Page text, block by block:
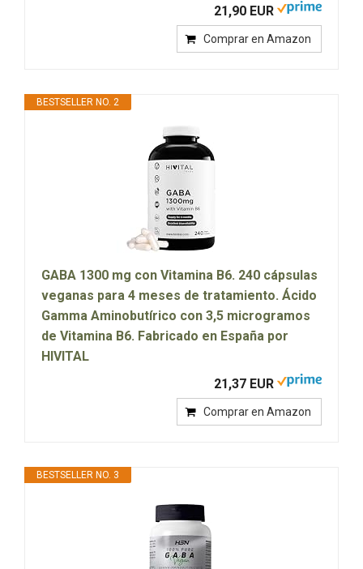
21,90 EUR
Comprar en Amazon
BESTSELLER NO. 2
GABA 1300 mg con Vitamina B6. 240 cápsulas
veganas para 4 meses de tratamiento. Ácido
Gamma Aminobutírico con 3,5 microgramos
de Vitamina B6. Fabricado en España por
HIVITAL
21,37 EUR
Comprar en Amazon
BESTSELLER NO. 3